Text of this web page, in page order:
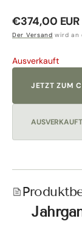
Normaler
Preis
€374,00 EUR
Der Versand wird an
Ausverkauft
JETZT ZUM
AUSVERKAUFT